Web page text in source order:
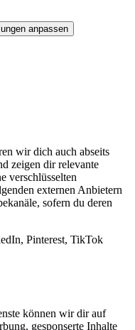
anpassen
wir dich auch abseits
zeigen dir relevante
verschlüsselten
externen Anbietern
sofern du deren
Pinterest, TikTok
können wir dir auf
gesponserte Inhalte